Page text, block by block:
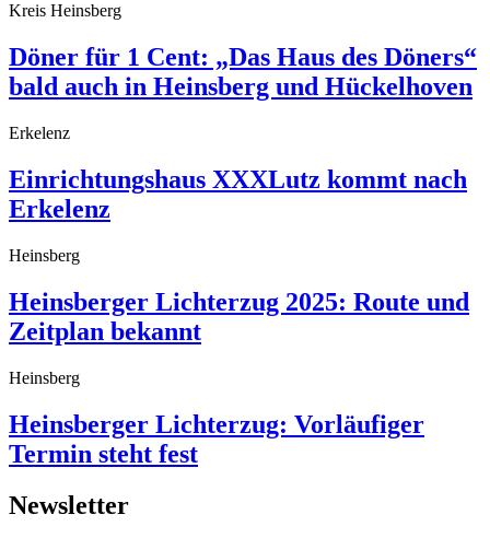
Kreis Heinsberg
Döner für 1 Cent: „Das Haus des Döners“
bald auch in Heinsberg und Hückelhoven
Erkelenz
Einrichtungshaus XXXLutz kommt nach
Erkelenz
Heinsberg
Heinsberger Lichterzug 2025: Route und
Zeitplan bekannt
Heinsberg
Heinsberger Lichterzug: Vorläufiger
Termin steht fest
Newsletter